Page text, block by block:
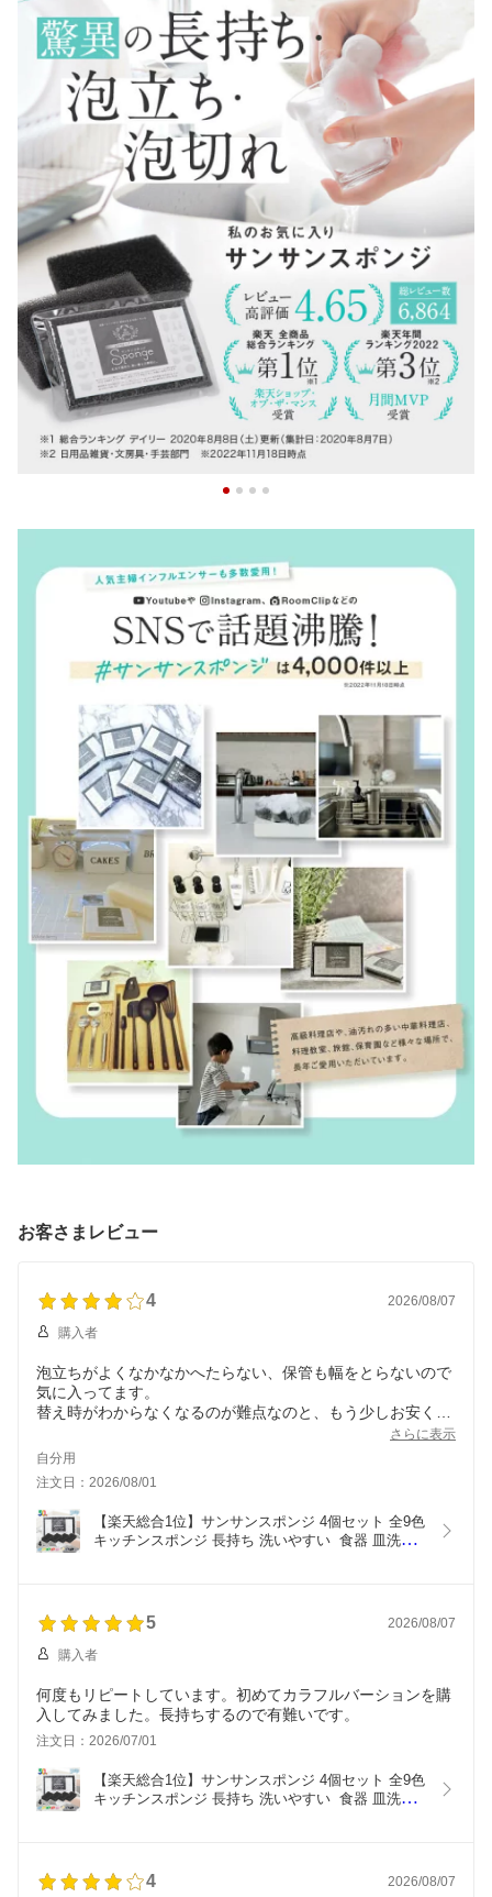
お客さまレビュー
4 2026/08/07
購入者
泡立ちがよくなかなかへたらない、保管も幅をとらないので
気に入ってます。
替え時がわからなくなるのが難点なのと、もう少しお安くな
さらに表示
自分用
注文日：2026/08/01
【楽天総合1位】サンサンスポンジ 4個セット 全9色
キッチンスポンジ 長持ち 洗いやすい  食器 皿洗い
5 2026/08/07
購入者
何度もリピートしています。初めてカラフルバーションを購
入してみました。長持ちするので有難いです。
注文日：2026/07/01
【楽天総合1位】サンサンスポンジ 4個セット 全9色
キッチンスポンジ 長持ち 洗いやすい  食器 皿洗い
4 2026/08/07